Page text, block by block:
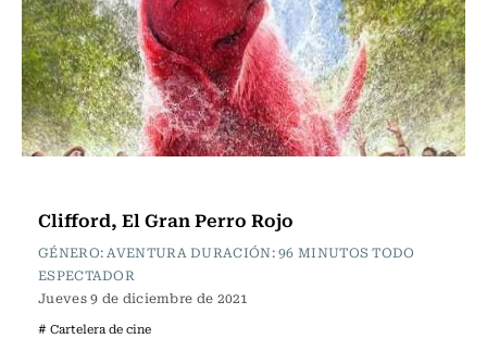
Clifford, El Gran Perro Rojo
GÉNERO: AVENTURA DURACIÓN: 96 MINUTOS TODO
ESPECTADOR
Jueves 9 de diciembre de 2021
# Cartelera de cine